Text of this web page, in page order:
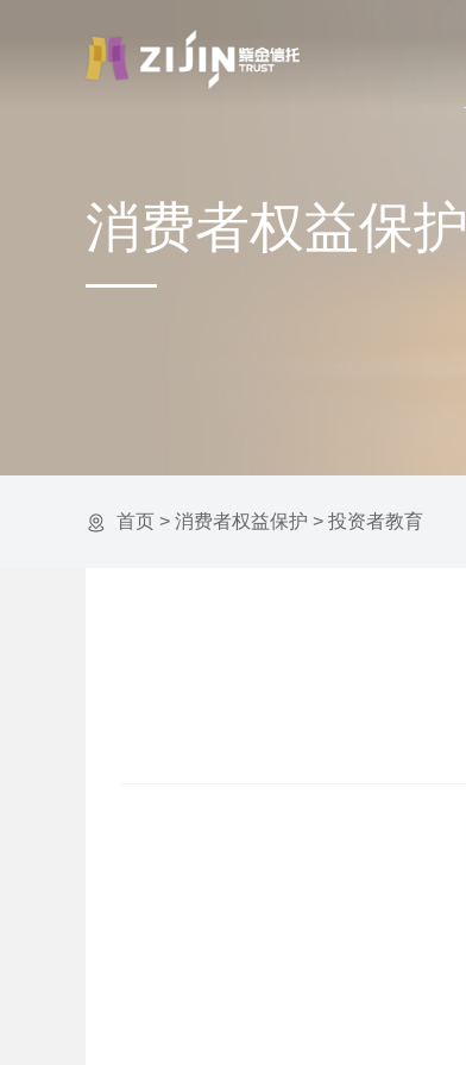
消费者权益保护
首页 > 消费者权益保护 > 投资者教育